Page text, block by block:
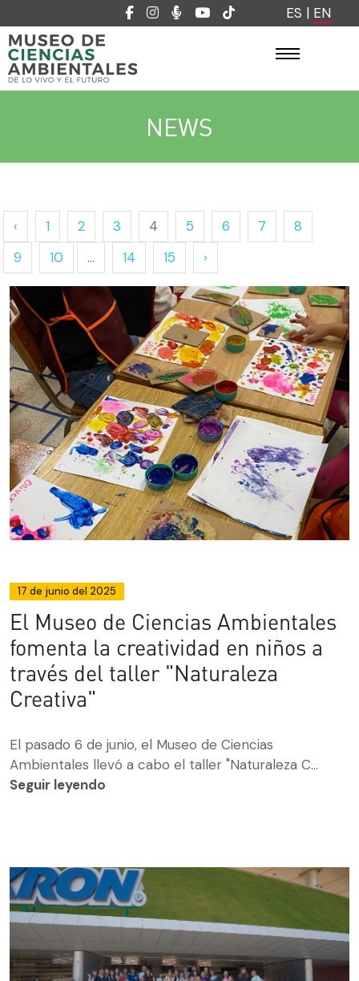
ES | EN
NEWS
‹ 1 2 3 4 5 6 7
8
9
10 ... 14 15 ›
17 de junio del 2025
El Museo de Ciencias Ambientales
fomenta la creatividad en niños a
través del taller "Naturaleza
Creativa"
El pasado 6 de junio, el Museo de Ciencias
Ambientales llevó a cabo el taller "Naturaleza C...
Seguir leyendo